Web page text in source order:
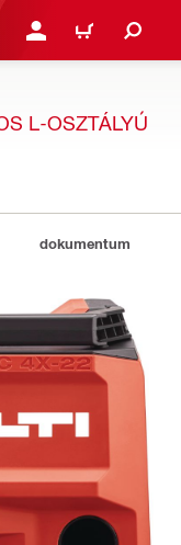
BEJELENTKEZÉS VAGY
KOSÁR
L-OSZTÁLYÚ
dokumentum